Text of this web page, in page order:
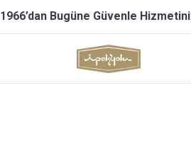
1966’dan Bugüne Güvenle